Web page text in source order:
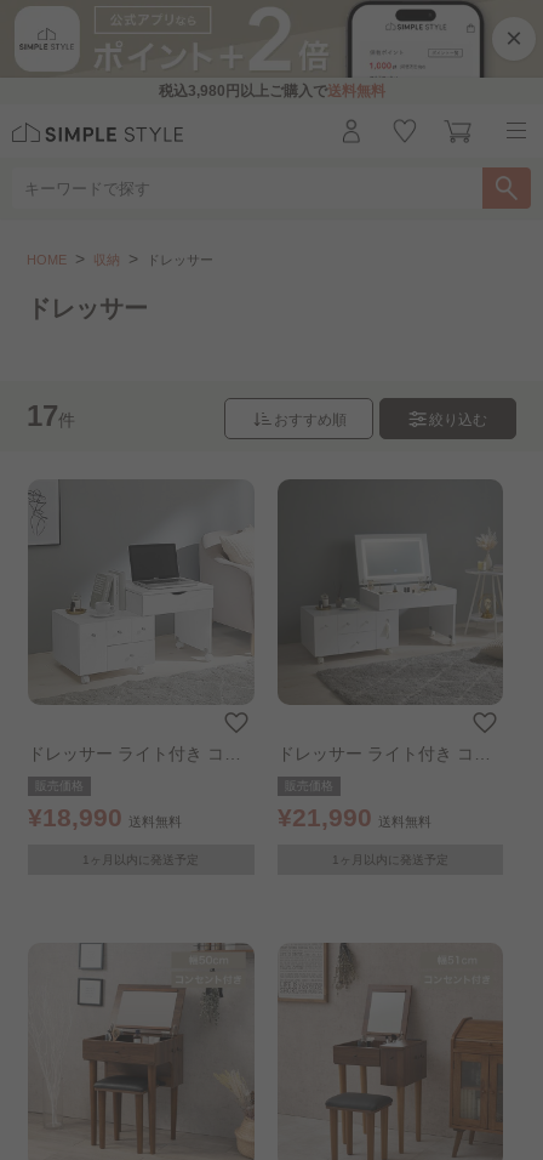
×
税込3,980円 以上ご購入で送料無料
HOME 収納 ドレッサー
収納スツール チェスト・タンス
クローゼット収納・ワードローブ.. 本棚
キャビネット
スチールラック
ハンガーラック・ポールハンガー..
ワゴン・バスケット 突っ張り収納・壁面収納..
ランドリー収納 キッチン収納 隙間収納
収納ボックス・小物収納.. キッズ収納
ドレッサー
17件 おすすめ順 絞り込む
ドレッサー ライト付き コン
パクト LED付きコスメワゴン
販売価格
¥18,990 送料無料
1ヶ月以内に発送予定
ドレッサー ライト付き コン
パクト LED付きコスメワゴン
販売価格
¥21,990 送料無料
1ヶ月以内に発送予定